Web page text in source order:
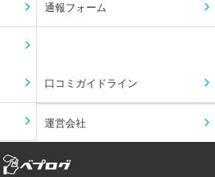
通報フォーム
口コミガイドライン
運営会社